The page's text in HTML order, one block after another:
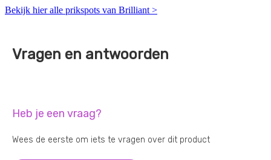
Bekijk hier alle prikspots van Brilliant >
Vragen en antwoorden
Heb je een vraag?
Wees de eerste om iets te vragen over dit product